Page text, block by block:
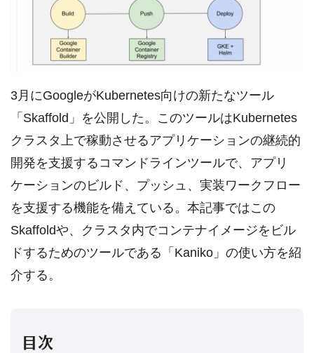
3月にGoogleがKubernetes向けの新たなツール
「Skaffold」を公開した。このツールはKubernetes
クラスタ上で稼動させるアプリケーションの継続的
開発を支援するコマンドラインツールで、アプリ
ケーションのビルド、プッシュ、実装ワークフロー
を支援する機能を備えている。本記事ではこの
Skaffoldや、クラスタ内でコンテナイメージをビル
ドするためのツールである「Kaniko」の使い方を紹
介する。
目次